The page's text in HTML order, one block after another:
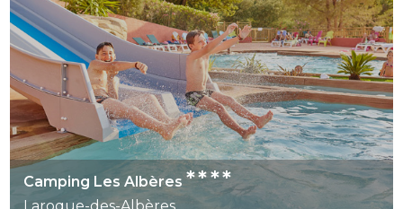
Camping Les Albères****
Laroque-des-Albères